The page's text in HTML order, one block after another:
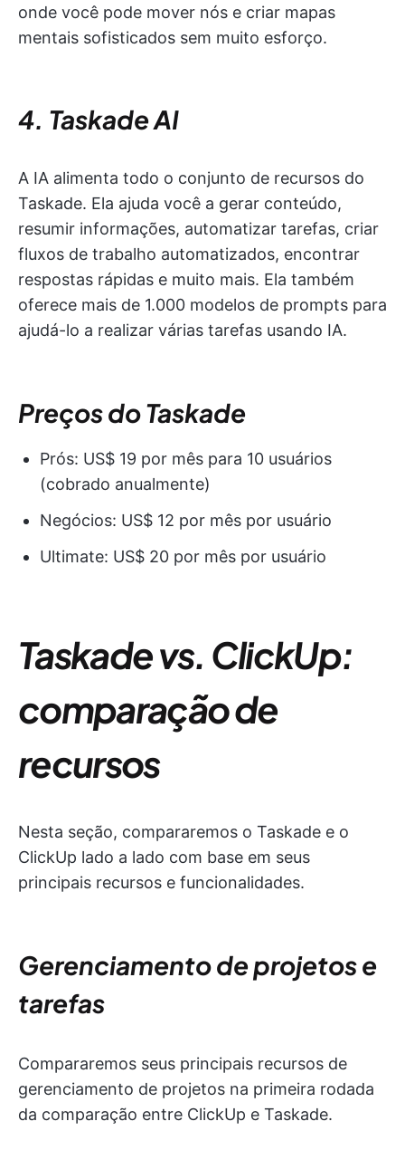
onde você pode mover nós e criar mapas
mentais sofisticados sem muito esforço.
4. Taskade AI
A IA alimenta todo o conjunto de recursos do
Taskade. Ela ajuda você a gerar conteúdo,
resumir informações, automatizar tarefas, criar
fluxos de trabalho automatizados, encontrar
respostas rápidas e muito mais. Ela também
oferece mais de 1.000 modelos de prompts para
ajudá-lo a realizar várias tarefas usando IA.
Preços do Taskade
Prós: US$ 19 por mês para 10 usuários
(cobrado anualmente)
Negócios: US$ 12 por mês por usuário
Ultimate: US$ 20 por mês por usuário
Taskade vs. ClickUp:
comparação de
recursos
Nesta seção, compararemos o Taskade e o
ClickUp lado a lado com base em seus
principais recursos e funcionalidades.
Gerenciamento de projetos e
tarefas
Compararemos seus principais recursos de
gerenciamento de projetos na primeira rodada
da comparação entre ClickUp e Taskade.